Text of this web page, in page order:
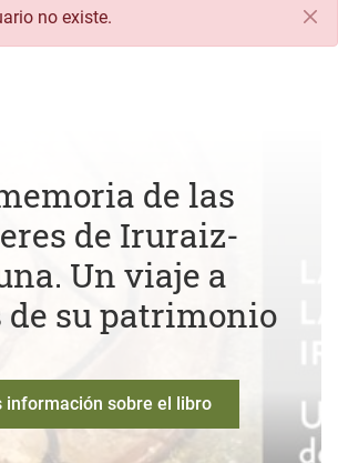
no existe.
de las
de Iruraiz-
Un viaje a
de su patrimonio
información sobre el libro